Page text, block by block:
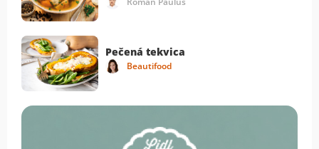
Pečená tekvica
Beautifood